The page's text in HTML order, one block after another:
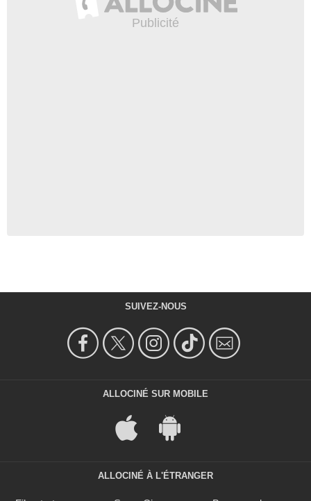
SUIVEZ-NOUS
ALLOCINÉ SUR MOBILE
ALLOCINÉ À L'ÉTRANGER